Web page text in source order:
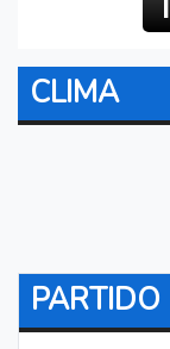
CLIMA
PARTIDO